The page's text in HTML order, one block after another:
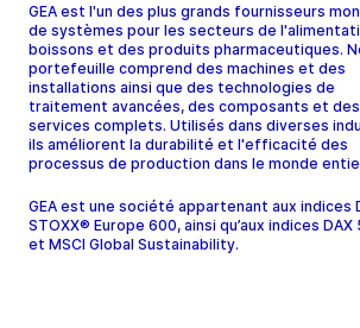
GEA est l'un des plus grands fournisseurs
de systèmes pour les secteurs de
boissons et des produits pharmaceutiques.
portefeuille comprend des machines et des
installations ainsi que des technologies de
traitement avancées, des composants et des
services complets. Utilisés dans diverses
ils améliorent la durabilité et l'efficacité des
processus de production dans le monde
GEA est une société appartenant aux indices
STOXX® Europe 600, ainsi qu’aux indices DAX
et MSCI Global Sustainability.